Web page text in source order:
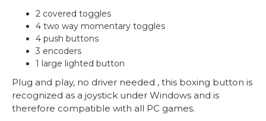
2 covered toggles
4 two way momentary toggles
4 push buttons
3 encoders
1 large lighted button
Plug and play, no driver needed , this boxing button is
recognized as a joystick under Windows and is
therefore compatible with all PC games.